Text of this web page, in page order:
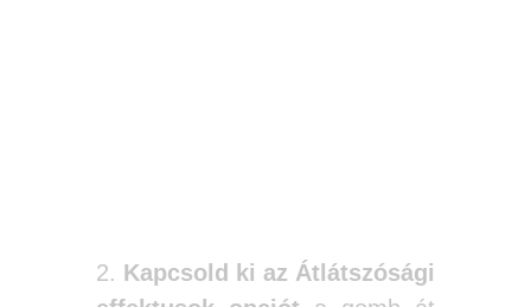
2. Kapcsold ki az Átlátszósági